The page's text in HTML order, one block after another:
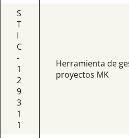
S
T
I
C
-
1
2
9
3
1
1
Herramienta de
proyectos MK